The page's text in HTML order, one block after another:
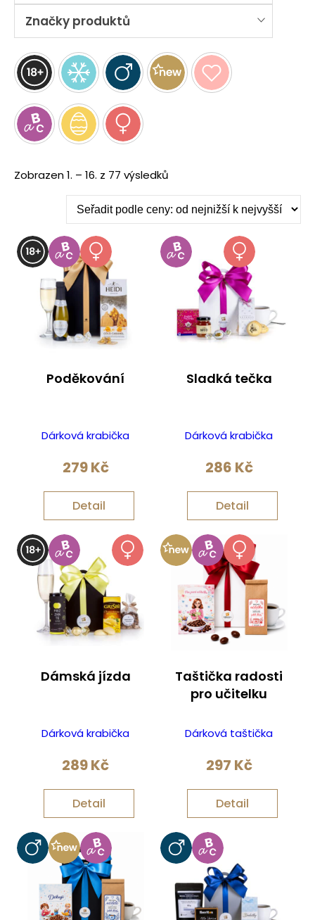
Značky produktů
Zobrazen 1. – 16. z 77 výsledků
podle
ceny:
nejnižší
Poděkování
Dárková krabička
279Kč
Detail
Sladká tečka
Dárková krabička
286 Kč
Detail
Dámská jízda
Dárková krabička
289Kč
Detail
Taštička radosti
pro učitelku
Dárková taštička
297 Kč
Detail